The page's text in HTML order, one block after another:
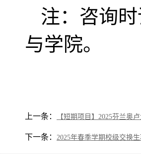
注：咨询
与学院。
上一条： 【短期项目】2025芬兰
下一条： 2025年春季学期校级交换